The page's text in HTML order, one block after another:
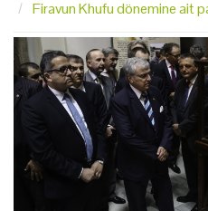
Firavun Khufu dönemine ait